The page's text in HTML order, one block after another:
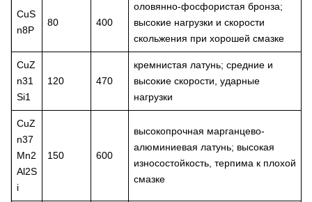
CuS
n8P
80 400
оловянно-фосфористая бронза;
высокие нагрузки и скорости
скольжения при хорошей смазке
CuZ
n31
Si1
120 470
кремнистая латунь; средние и
высокие скорости, ударные
нагрузки
CuZ
n37
Mn2
Al2S
i
150 600
высокопрочная марганцево-
алюминиевая латунь; высокая
износостойкость, терпима к плохой
смазке